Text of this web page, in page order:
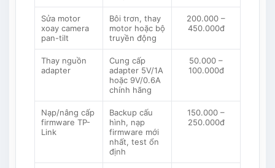
Sửa motor
xoay camera
pan-tilt
Bôi trơn, thay
motor hoặc bộ
truyền động
200.000 –
450.000đ
Thay nguồn
adapter
Cung cấp
adapter 5V/1A
hoặc 9V/0.6A
chính hãng
50.000 –
100.000đ
Nạp/nâng cấp
firmware TP-
Link
Backup cấu
hình, nạp
firmware mới
nhất, test ổn
định
150.000 –
250.000đ